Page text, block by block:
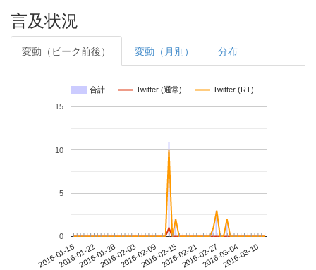
言及状況
変動（ピーク前後） 変動（月別） 分布
合計 Twitter (通常) Twitter (RT)
2016-01-162016-01-222016-01-282016-02-032016-02-092016-02-152016-02-212016-02-272016-03-042016-03-10
0
5
10
15